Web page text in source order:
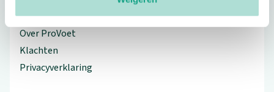
Workshops en lezingen
Over ProVoet
Klachten
Privacyverklaring